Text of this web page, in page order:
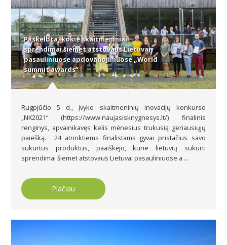
Paskelbta, kokie skaitmeniniai
sprendimai šiemet atstovaus Lietuvai
pasauliniuose apdovanojimuose „World
summit awards“
Rugpjūčio 5 d., įvyko skaitmeninių inovacijų konkurso
„NK2021“ (https://www.naujasisknygnesys.lt/) finalinis
renginys, apvainikavęs kelis mėnesius trukusią geriausiųjų
paiešką. 24 atrinktiems finalistams gyvai pristačius savo
sukurtus produktus, paaiškėjo, kurie lietuvių sukurti
sprendimai šiemet atstovaus Lietuvai pasauliniuose a ...
Plačiau